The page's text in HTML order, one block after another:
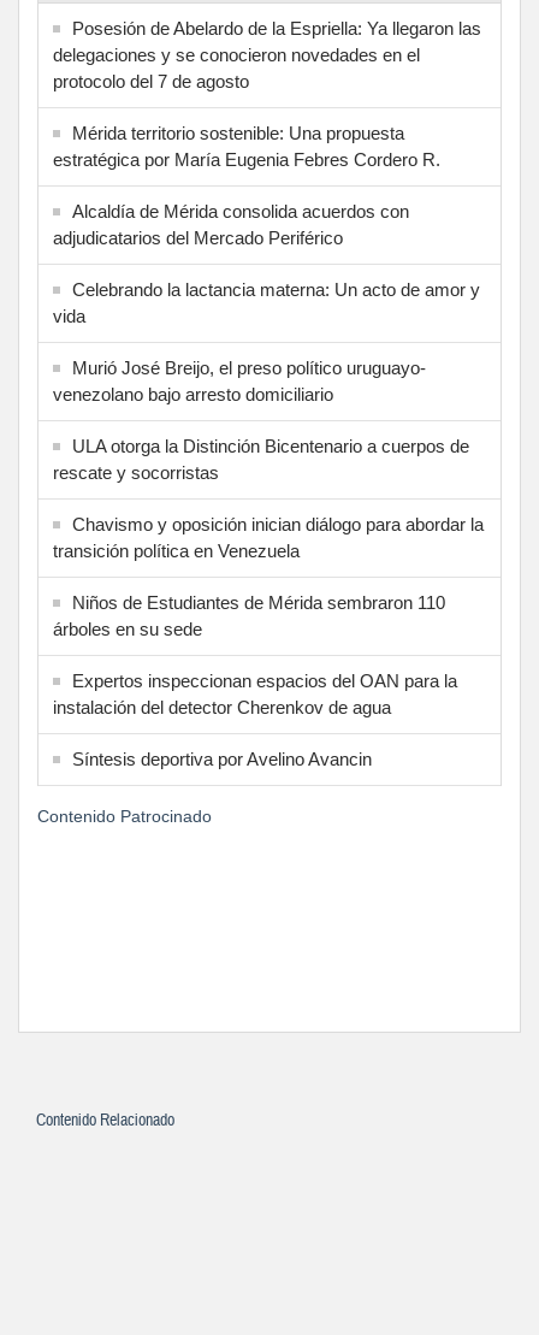
Posesión de Abelardo de la Espriella: Ya llegaron las
delegaciones y se conocieron novedades en el
protocolo del 7 de agosto
Mérida territorio sostenible: Una propuesta
estratégica por María Eugenia Febres Cordero R.
Alcaldía de Mérida consolida acuerdos con
adjudicatarios del Mercado Periférico
Celebrando la lactancia materna: Un acto de amor y
vida
Murió José Breijo, el preso político uruguayo-
venezolano bajo arresto domiciliario
ULA otorga la Distinción Bicentenario a cuerpos de
rescate y socorristas
Chavismo y oposición inician diálogo para abordar la
transición política en Venezuela
Niños de Estudiantes de Mérida sembraron 110
árboles en su sede
Expertos inspeccionan espacios del OAN para la
instalación del detector Cherenkov de agua
Síntesis deportiva por Avelino Avancin
Contenido Patrocinado
Contenido Relacionado